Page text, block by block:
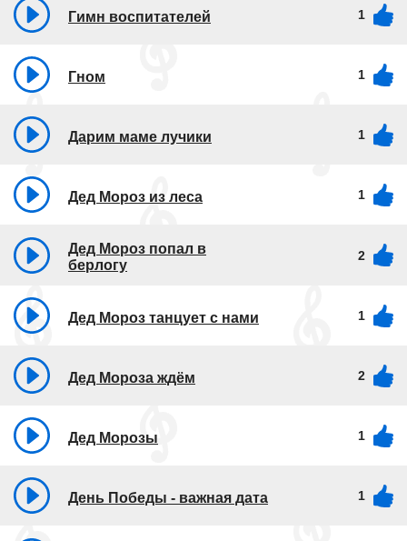
Гимн воспитателей 1
Гном 1
Дарим маме лучики 1
Дед Мороз из леса 1
Дед Мороз попал в
берлогу
2
Дед Мороз танцует с нами 1
Дед Мороза ждём 2
Дед Морозы 1
День Победы - важная дата 1